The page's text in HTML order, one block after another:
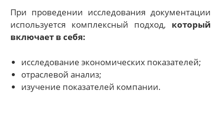
При проведении исследования документации
используется комплексный подход, который
включает в себя:
исследование экономических показателей;
отраслевой анализ;
изучение показателей компании.